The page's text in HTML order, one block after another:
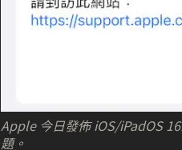
Apple 今日發佈 iOS/iPadOS
題。